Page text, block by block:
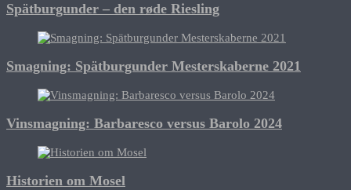
Spätburgunder – den røde Riesling
Smagning: Spätburgunder Mesterskaberne 2021
Vinsmagning: Barbaresco versus Barolo 2024
Historien om Mosel